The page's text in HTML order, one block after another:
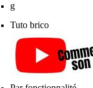
g
Tuto brico